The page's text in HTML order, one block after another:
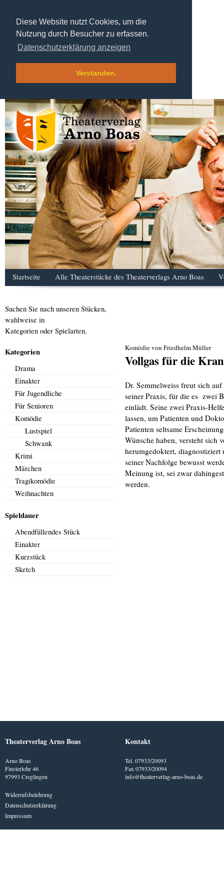
Diese Website nutzt Cookies, um die
Nutzung durch Besucher zu erfassen.
Datenschutzerklärung anzeigen
Verstanden.
Startseite Alle Theaterstücke des Theaterverlags Arno Boas
Suchen Sie nach unseren Stücken,
wahlweise in
Kategorien oder Spielarten.
Kategorien
Drama
Einakter
Für Jugendliche
Für Senioren
Komödie
Lustspiel
Schwank
Krimi
Märchen
Tragikomödie
Weihnachten
Spieldauer
Abendfüllendes Stück
Einakter
Kurzstück
Sketch
Komödie von Friedhelm Müller
Vollgas für die
Dr. Semmelweiss freut sich
seiner Praxis, für die es zwei
einlädt. Seine zwei Praxis-
lassen, um Patienten und
Patienten seltsame
Wünsche haben, versteht sich
herumgedoktert, diagnostiziert
seiner Nachfolge bewusst
Meinung ist, sei zwar
werden.
Theaterverlag Arno Boas
Arno Boas
Finsterlohr 46
97993 Creglingen
Widerrufsbelehrung
Datenschutzerklärung
Impressum
Kontakt
Tel. 07933/20093
Fax 07933/20094
info@theaterverlag-arno-boas.de